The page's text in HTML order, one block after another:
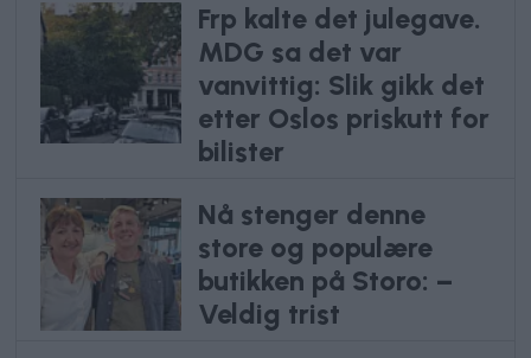
Frp kalte det julegave.
MDG sa det var
vanvittig: Slik gikk det
etter Oslos priskutt for
bilister
Nå stenger denne
store og populære
butikken på Storo: –
Veldig trist